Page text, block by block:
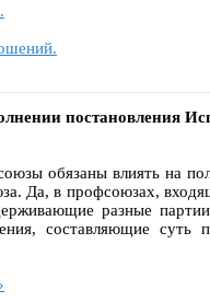
постановления
обязаны влиять на
Да, в профсоюзах,
разные
составляющие суть